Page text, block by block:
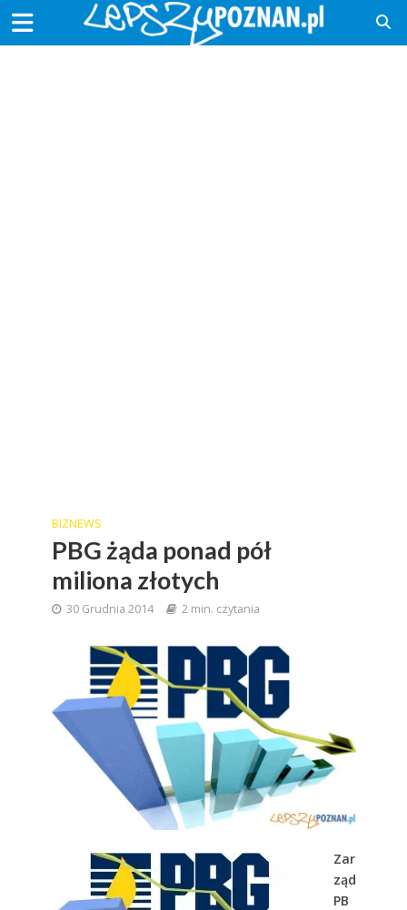
BIZNEWS
PBG żąda ponad pół
miliona złotych
30 Grudnia 2014 2 min. czytania
Zar
ząd
PB